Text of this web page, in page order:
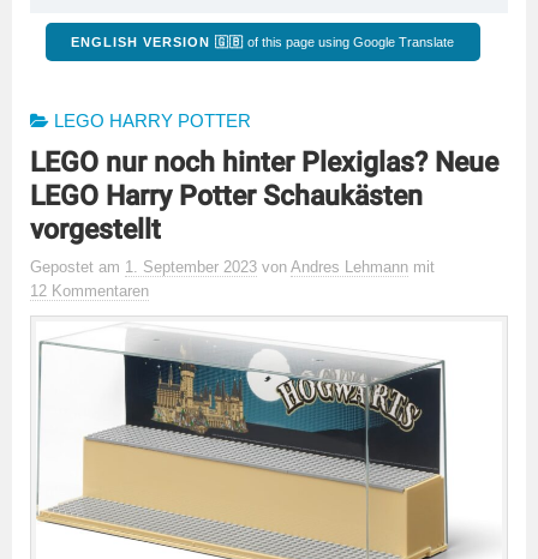
ENGLISH VERSION 🇬🇧 of this page using Google Translate
LEGO HARRY POTTER
LEGO nur noch hinter Plexiglas? Neue
LEGO Harry Potter Schaukästen
vorgestellt
Gepostet am 1. September 2023 von Andres Lehmann mit
12 Kommentaren